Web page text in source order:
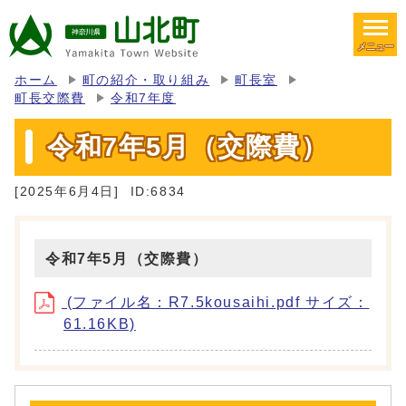
メニュー
ホーム 町の紹介・取り組み
町長室
町長交際費
令和7年度
令和7年5月（交際費）
[2025年6月4日] ID:6834
令和7年5月（交際費）
(ファイル名：R7.5kousaihi.pdf サイズ：
61.16KB)